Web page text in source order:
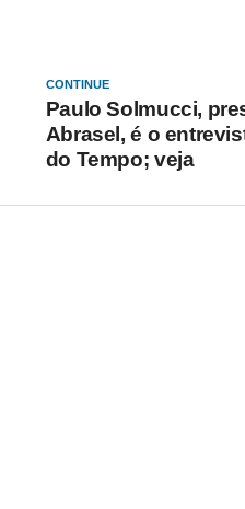
CONTINUE
Paulo Solmucci,
Abrasel, é o
do Tempo; veja